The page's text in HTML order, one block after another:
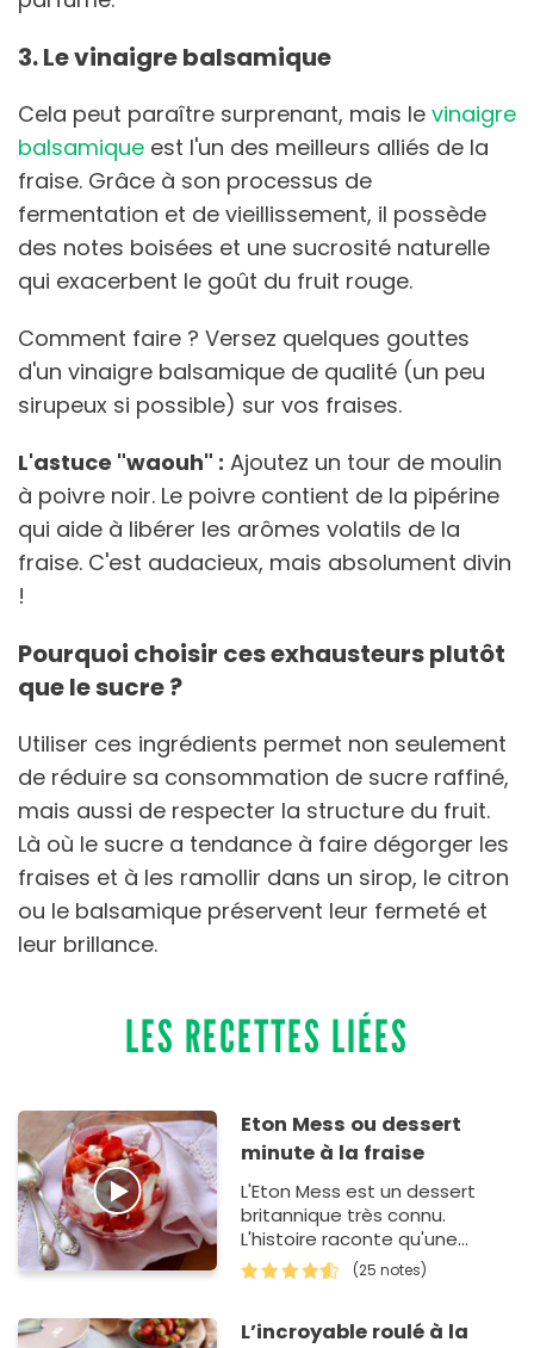
3. Le vinaigre balsamique
Cela peut paraître surprenant, mais le vinaigre
balsamique est l'un des meilleurs alliés de la
fraise. Grâce à son processus de
fermentation et de vieillissement, il possède
des notes boisées et une sucrosité naturelle
qui exacerbent le goût du fruit rouge.
Comment faire ? Versez quelques gouttes
d'un vinaigre balsamique de qualité (un peu
sirupeux si possible) sur vos fraises.
L'astuce "waouh" : Ajoutez un tour de moulin
à poivre noir. Le poivre contient de la pipérine
qui aide à libérer les arômes volatils de la
fraise. C'est audacieux, mais absolument divin
!
Pourquoi choisir ces exhausteurs plutôt
que le sucre ?
Utiliser ces ingrédients permet non seulement
de réduire sa consommation de sucre raffiné,
mais aussi de respecter la structure du fruit.
Là où le sucre a tendance à faire dégorger les
fraises et à les ramollir dans un sirop, le citron
ou le balsamique préservent leur fermeté et
leur brillance.
LES RECETTES LIÉES
Eton Mess ou dessert
minute à la fraise
L'Eton Mess est un dessert
britannique très connu.
L'histoire raconte qu'une
maman d'un étudient d'Eton a
apporté une Pavlova et que
(25 notes)
L’incroyable roulé à la